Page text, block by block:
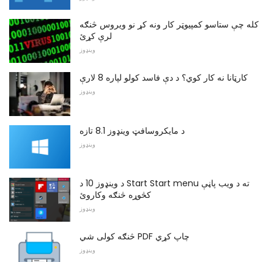
کله چې ستاسو کمپیوټر کار ونه کړ نو ویروس څنګه
لرې کړئ
وینډوز
کارټانا نه کار کوي؟ د دې فاسد کولو لپاره 8 لارې
وینډوز
د مایکروسافټ وينډوز 8.1 تازه
وینډوز
د وینډوز 10 د Start Start menu ته د ویب پاڼې
کڅوړه څنګه وکاروئ
وینډوز
څنګه کولی شي PDF چاپ کړي
وینډوز